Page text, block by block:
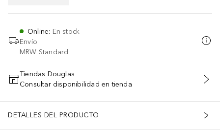
Online: En stock
Envío
MRW Standard
AÑADIR AL CARRITO
Tiendas Douglas
Consultar disponibilidad en tienda
DETALLES DEL PRODUCTO